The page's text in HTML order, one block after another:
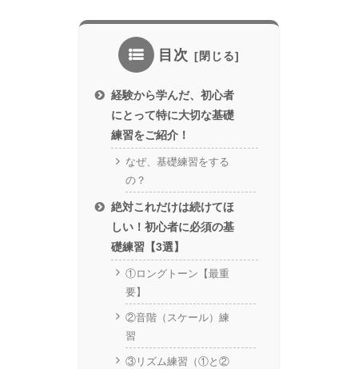
目次
経験から学んだ、初心者
にとって特に大切な基礎
練習をご紹介！
なぜ、基礎練習をする
の？
絶対これだけは続けてほ
しい！初心者に必須の基
礎練習【3選】
①ロングトーン【最重
要】
②音階（スケール）練
習
③リズム練習（①と②